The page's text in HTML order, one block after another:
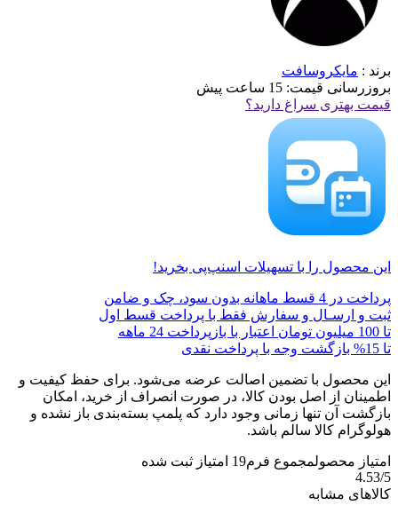
برند : مایکروسافت
بروزرسانی قیمت: 15 ساعت پیش
قیمت بهتری سراغ دارید؟
این محصول را با تسهیلات اسنپ‌پی بخرید!
پرداخت در 4 قسط ماهانه بدون سود، چک و ضامن
ثبت و ارسـال و سفارش فقط با پرداخت قسط اول
تا 100 میلیون تومان اعتبار با بازپرداخت 24 ماهه
تا 15% بازگشت وجه با پرداخت نقدی
این محصول با تضمین اصالت عرضه می‌شود. برای حفظ کیفیت و
اطمینان از اصل بودن کالا، در صورت انصراف از خرید، امکان
بازگشت آن تنها زمانی وجود دارد که پلمپ بسته‌بندی باز نشده و
هولوگرام کالا سالم باشد.
امتیاز محصولمجموع فرم19 امتیاز ثبت شده
4.53/5
کالاهای مشابه